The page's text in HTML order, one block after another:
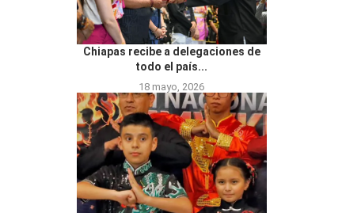
Chiapas recibe a delegaciones de
todo el país...
18 mayo, 2026